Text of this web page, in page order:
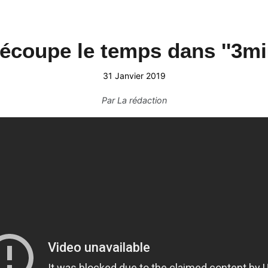
le temps dans
31 Janvier 2019
ParLa rédaction